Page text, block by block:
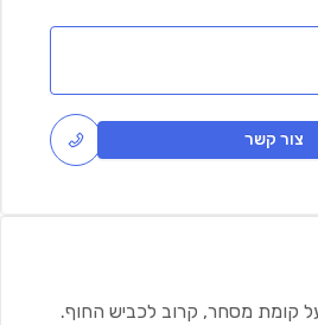
צור קשר